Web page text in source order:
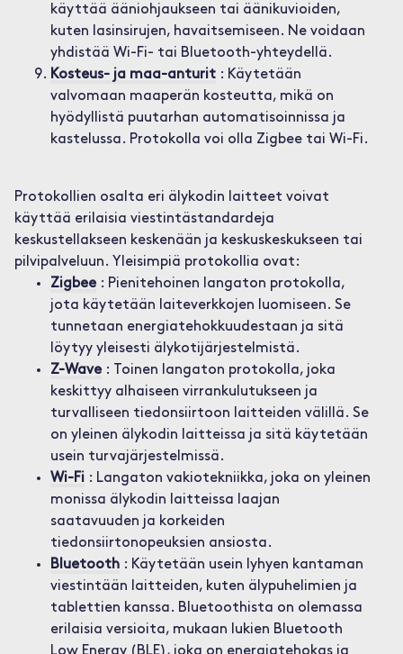
käyttää ääniohjaukseen tai äänikuvioiden,
kuten lasinsirujen, havaitsemiseen. Ne voidaan
yhdistää Wi-Fi- tai Bluetooth-yhteydellä.
Kosteus- ja maa-anturit: Käytetään
valvomaan maaperän kosteutta, mikä on
hyödyllistä puutarhan automatisoinnissa ja
kastelussa. Protokolla voi olla Zigbee tai Wi-Fi.
Protokollien osalta eri älykodin laitteet voivat
käyttää erilaisia viestintästandardeja
keskustellakseen keskenään ja keskuskeskukseen tai
pilvipalveluun. Yleisimpiä protokollia ovat:
Zigbee: Pienitehoinen langaton protokolla,
jota käytetään laiteverkkojen luomiseen. Se
tunnetaan energiatehokkuudestaan ja sitä
löytyy yleisesti älykotijärjestelmistä.
Z-Wave: Toinen langaton protokolla, joka
keskittyy alhaiseen virrankulutukseen ja
turvalliseen tiedonsiirtoon laitteiden välillä. Se
on yleinen älykodin laitteissa ja sitä käytetään
usein turvajärjestelmissä.
Wi-Fi: Langaton vakiotekniikka, joka on yleinen
monissa älykodin laitteissa laajan
saatavuuden ja korkeiden
tiedonsiirtonopeuksien ansiosta.
Bluetooth: Käytetään usein lyhyen kantaman
viestintään laitteiden, kuten älypuhelimien ja
tablettien kanssa. Bluetoothista on olemassa
erilaisia versioita, mukaan lukien Bluetooth